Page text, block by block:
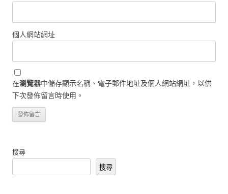
個人網站網址
在瀏覽器中儲存顯示名稱、電子郵件地址及個人網站網址，以供
下次發佈留言時使用。
搜尋
搜尋